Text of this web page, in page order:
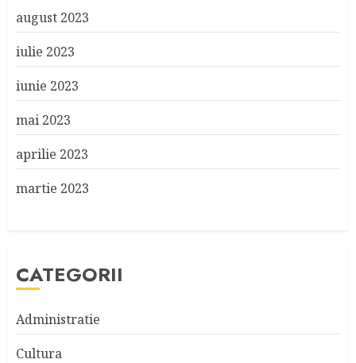
august 2023
iulie 2023
iunie 2023
mai 2023
aprilie 2023
martie 2023
CATEGORII
Administratie
Cultura